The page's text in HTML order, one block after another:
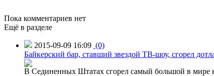
Пока комментариев нет
Ещё в разделе
2015-09-09 16:09 (0)
Байкерский бар, ставший звездой ТВ-шоу, сгорел
В Сединенных Штатах сгорел самый большой в мире